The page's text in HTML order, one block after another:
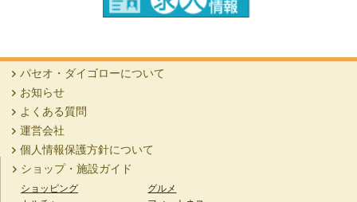
パセオ・ダイゴローについて
お知らせ
よくある質問
運営会社
個人情報保護方針について
ショップ・施設ガイド
ショッピング
グルメ